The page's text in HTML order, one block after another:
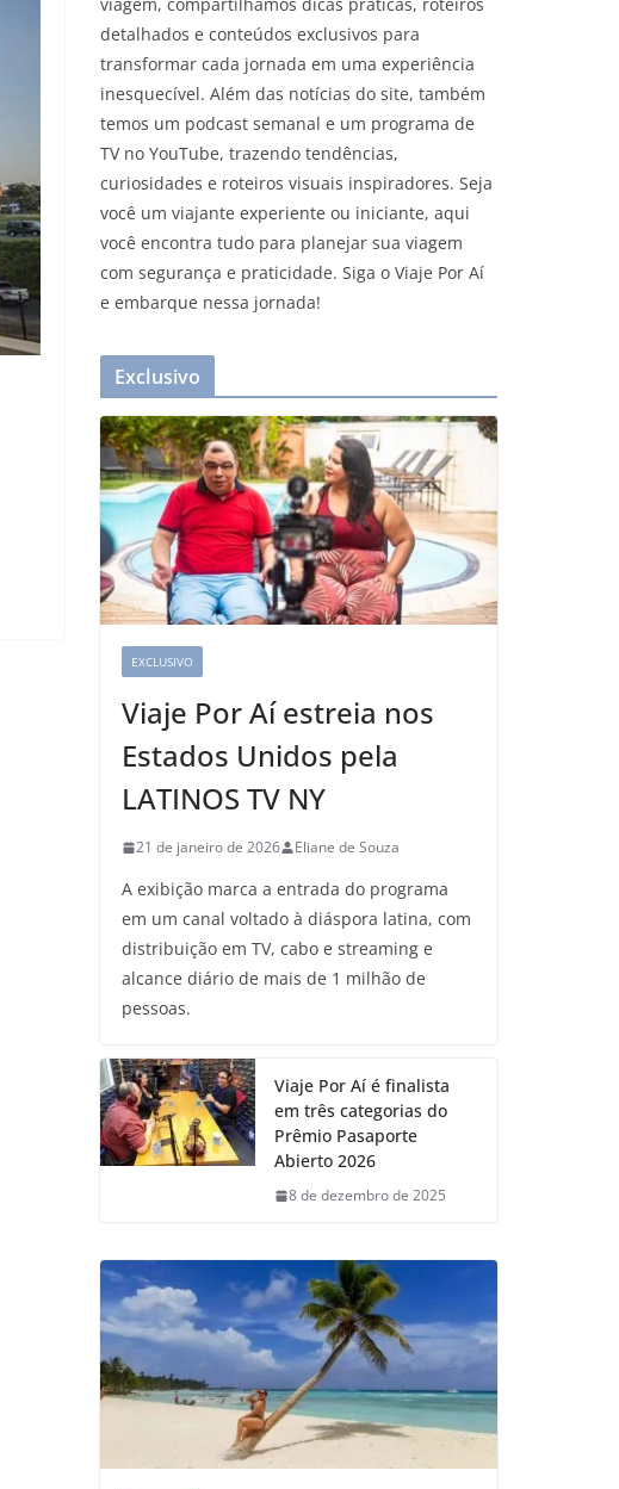
detalhados e conteúdos exclusivos para
transformar cada jornada em uma experiência
inesquecível. Além das notícias do site, também
temos um podcast semanal e um programa de
TV no YouTube, trazendo tendências,
curiosidades e roteiros visuais inspiradores. Seja
você um viajante experiente ou iniciante, aqui
você encontra tudo para planejar sua viagem
com segurança e praticidade. Siga o Viaje Por Aí
e embarque nessa jornada!
Exclusivo
EXCLUSIVO
Viaje Por Aí estreia nos
Estados Unidos pela
LATINOS TV NY
21 de janeiro de 2026 Eliane de Souza
A exibição marca a entrada do programa
em um canal voltado à diáspora latina, com
distribuição em TV, cabo e streaming e
alcance diário de mais de 1 milhão de
pessoas.
Viaje Por Aí é finalista
em três categorias do
Prêmio Pasaporte
Abierto 2026
8 de dezembro de 2025